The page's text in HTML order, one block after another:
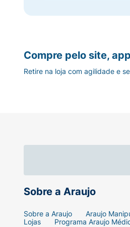
Sobre a Araujo
Sobre a Araujo Araujo
Lojas
Programa Araujo
Compre pelo site,
Retire na loja com agilidade e